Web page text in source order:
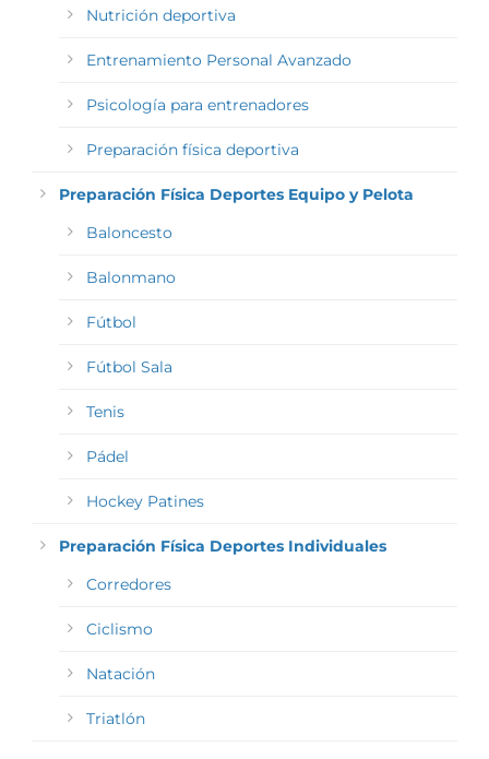
Nutrición deportiva
Entrenamiento Personal Avanzado
Psicología para entrenadores
Preparación física deportiva
Preparación Física Deportes Equipo y Pelota
Baloncesto
Balonmano
Fútbol
Fútbol Sala
Tenis
Pádel
Hockey Patines
Preparación Física Deportes Individuales
Corredores
Ciclismo
Natación
Triatlón